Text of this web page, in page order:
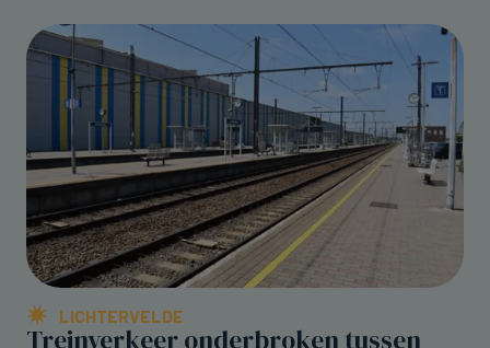
LICHTERVELDE
Treinverkeer onderbroken tussen